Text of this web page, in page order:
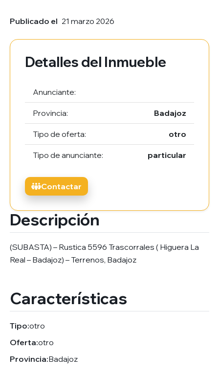
Publicado el 21 marzo 2026
Descripción
(SUBASTA) – Rustica 5596 Trascorrales ( Higuera La
Real – Badajoz) – Terrenos, Badajoz
Características
Tipo:otro
Oferta:otro
Provincia:Badajoz
Detalles del Inmueble
Anunciante:
Provincia: Badajoz
Tipo de oferta: otro
Tipo de anunciante: particular
Contactar